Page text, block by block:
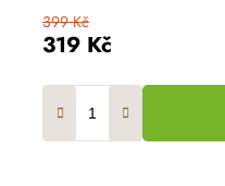
319 Kč
399 Kč